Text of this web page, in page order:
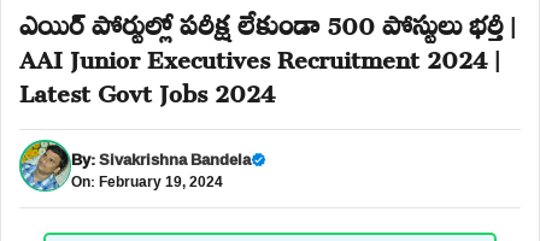
ఎయిర్ పోర్టుల్లో పరీక్ష లేకుండా 500 పోస్టులు భర్తీ |
AAI Junior Executives Recruitment 2024 |
Latest Govt Jobs 2024
By:Sivakrishna Bandela
On: February 19, 2024